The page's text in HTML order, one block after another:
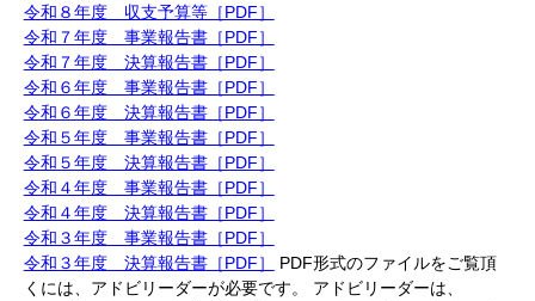
令和８年度 収支予算等［PDF］
令和７年度 事業報告書［PDF］
令和７年度 決算報告書［PDF］
令和６年度 事業報告書［PDF］
令和６年度 決算報告書［PDF］
令和５年度 事業報告書［PDF］
令和５年度 決算報告書［PDF］
令和４年度 事業報告書［PDF］
令和４年度 決算報告書［PDF］
令和３年度 事業報告書［PDF］
令和３年度 決算報告書［PDF］
PDF形式のファイルをご覧頂
くには、アドビリーダーが必要です。 アドビリーダーは、